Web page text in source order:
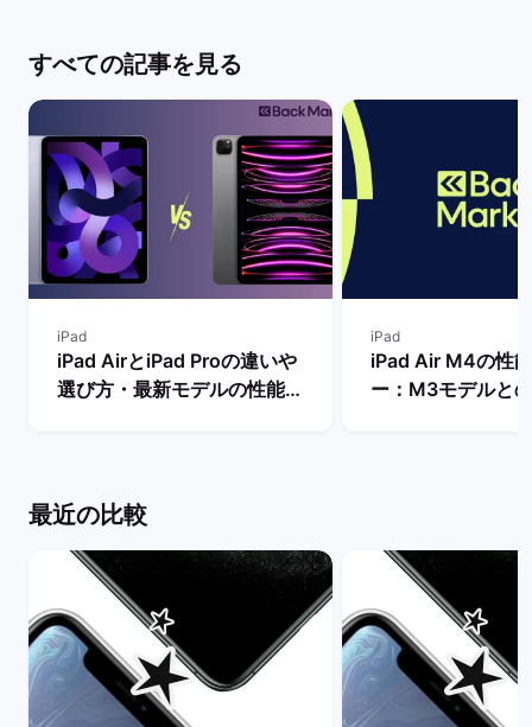
すべての記事を見る
iPad
iPad AirとiPad Proの違いや
選び方・最新モデルの性能を
iPad
iPad Air M4の性
ー：M3モデルと
最近の比較